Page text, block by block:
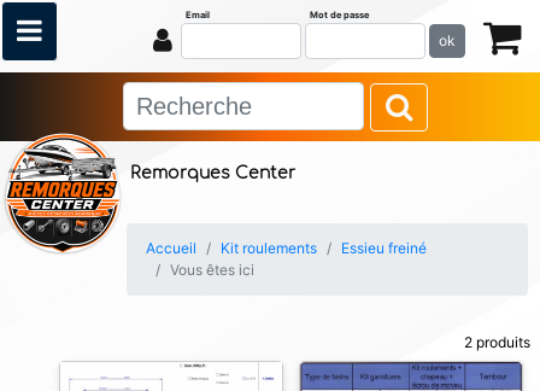
Remorques Center
Email Mot de passe
ok
Accueil Kit roulements
Essieu freiné
Vous êtes ici
2 produits